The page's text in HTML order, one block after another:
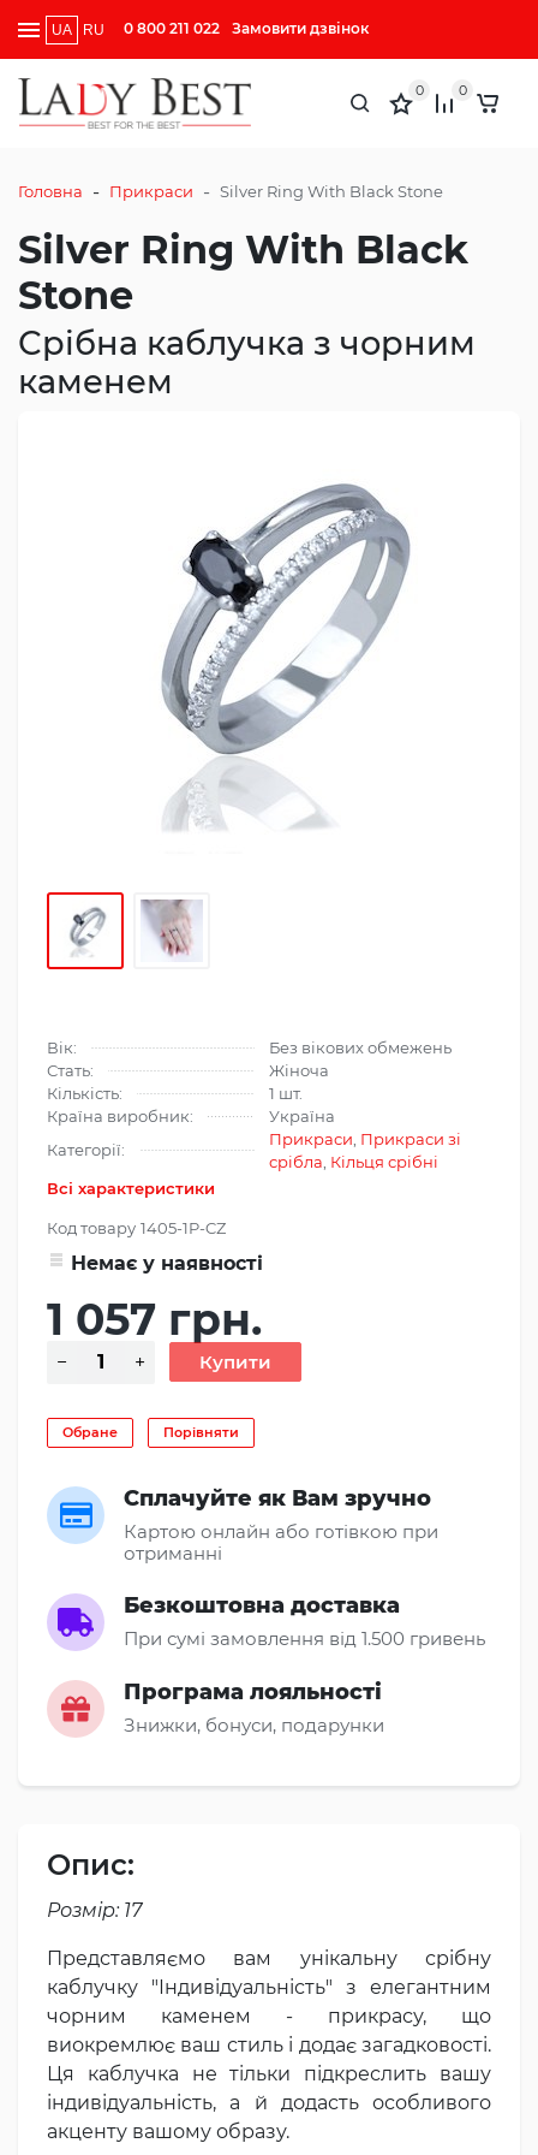
UA RU 0 800 211 022 Замовити дзвінок
0 0
Головна - Прикраси - Silver Ring With Black Stone
Silver Ring With Black
Stone
Срібна каблучка з чорним
каменем
Вік:
Без вікових обмежень
Стать:
Жіноча
Кількість:
1 шт.
Країна виробник:
Україна
Категорії:
Прикраси Прикраси зі
срібла Кільця срібні
Всі характеристики
Код товару 1405-1P-CZ
Немає у наявності
1 057 грн.
Обране Порівняти
Сплачуйте як Вам зручно
Картою онлайн або готівкою при
отриманні
Безкоштовна доставка
При сумі замовлення від 1.500 гривень
Програма лояльності
Знижки, бонуси, подарунки
Опис:
Розмір: 17
Представляємо вам унікальну срібну
каблучку "Індивідуальність" з елегантним
чорним каменем - прикрасу, що
виокремлює ваш стиль і додає загадковості.
Ця каблучка не тільки підкреслить вашу
індивідуальність, а й додасть особливого
акценту вашому образу.